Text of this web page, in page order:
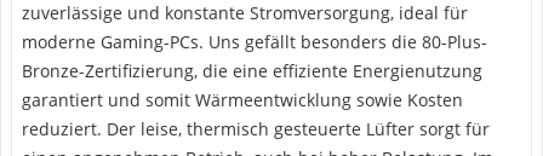
zuverlässige und konstante Stromversorgung, ideal für
moderne Gaming-PCs. Uns gefällt besonders die 80-Plus-
Bronze-Zertifizierung, die eine effiziente Energienutzung
garantiert und somit Wärmeentwicklung sowie Kosten
reduziert. Der leise, thermisch gesteuerte Lüfter sorgt für